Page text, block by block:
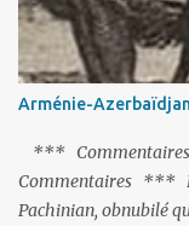
Arménie-
*** Commentaires
Commentaires ***
Pachinian, obnubilé